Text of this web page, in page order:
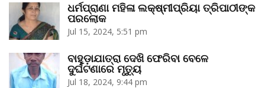
ଧର୍ମପ୍ରାଣା ମହିଳା ଲକ୍ଷ୍ମୀପ୍ରିୟା ତ୍ରିପାଠୀଙ୍କ
ପରଲୋକ
Jul 15, 2024, 5:51 pm
ବାହୁଡ଼ାଯାତ୍ରା ଦେଖି ଫେରିବା ବେଳେ
ଦୁର୍ଘଟଣାରେ ମୃତ୍ୟୁ
Jul 18, 2024, 9:44 pm